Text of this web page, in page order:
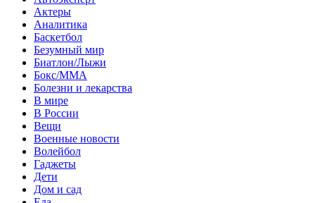
Актеры
Аналитика
Баскетбол
Безумный мир
Биатлон/Лыжи
Бокс/MMA
Болезни и лекарства
В мире
В России
Вещи
Военные новости
Волейбол
Гаджеты
Дети
Дом и сад